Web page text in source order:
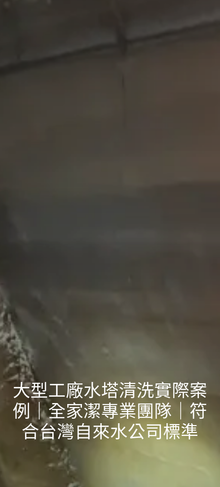
大型工廠水塔清洗實際案
例｜全家潔專業團隊｜符
合台灣自來水公司標準